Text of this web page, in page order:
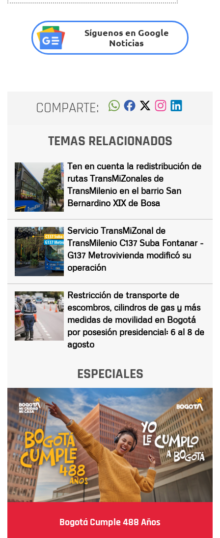
Síguenos en Google
Noticias
COMPARTE:
TEMAS RELACIONADOS
Ten en cuenta la redistribución de
rutas TransMiZonales de
TransMilenio en el barrio San
Bernardino XIX de Bosa
Servicio TransMiZonal de
TransMilenio C137 Suba Fontanar -
G137 Metrovivienda modificó su
operación
Restricción de transporte de
escombros, cilindros de gas y más
medidas de movilidad en Bogotá
por posesión presidencial: 6 al 8 de
agosto
ESPECIALES
Bogotá Cumple 488 Años